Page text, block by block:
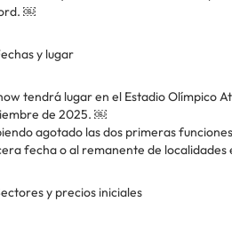
￼
y lugar
tendrá lugar en el Estadio Olímpico
de 2025. ￼
agotado las dos primeras
fecha o al remanente de localidades
y precios iniciales